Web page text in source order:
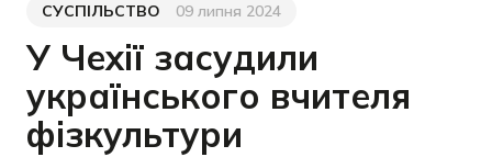
Категорія
СУСПІЛЬСТВО
Дата публікації09 липня 2024
У Чехії засудили
українського вчителя
фізкультури